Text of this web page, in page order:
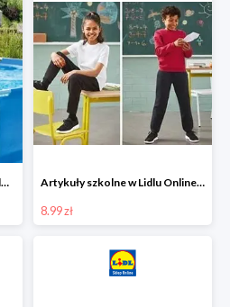
Sport i zabawa w Lidlu Online do -28% Artykuły szkolne w Lidlu Online od 8,99 zł
8.99 zł